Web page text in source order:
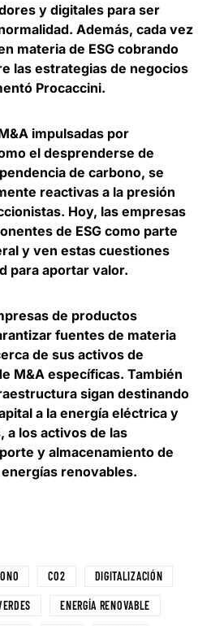
y digitales para ser
Además, cada vez
materia de ESG cobrando
las estrategias de negocios
Procaccini.
impulsadas por
el desprenderse de
de carbono, se
reactivas a la presión
Hoy, las empresas
de ESG como parte
y ven estas cuestiones
para aportar valor.
de productos
fuentes de materia
de sus activos de
M&A específicas. También
sigan destinando
a la energía eléctrica y
a los activos de las
y almacenamiento de
renovables.
CO2 DIGITALIZACIÓN
ENERGÍA RENOVABLE